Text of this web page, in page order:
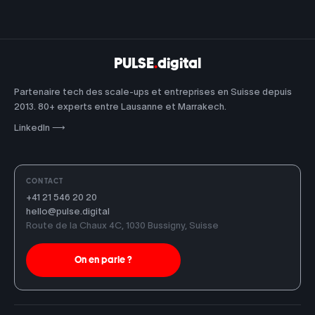
PULSE.digital
Partenaire tech des scale-ups et entreprises en Suisse depuis
2013. 80+ experts entre Lausanne et Marrakech.
LinkedIn ⟶
CONTACT
+41 21 546 20 20
hello@pulse.digital
Route de la Chaux 4C, 1030 Bussigny, Suisse
On en parle ?